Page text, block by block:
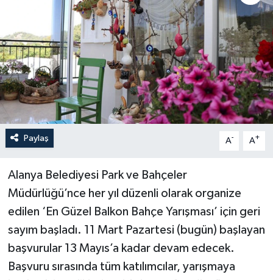
Paylaş A- A+
Alanya Belediyesi Park ve Bahçeler
Müdürlüğü’nce her yıl düzenli olarak organize
edilen ‘En Güzel Balkon Bahçe Yarışması’ için geri
sayım başladı. 11 Mart Pazartesi (bugün) başlayan
başvurular 13 Mayıs’a kadar devam edecek.
Başvuru sırasında tüm katılımcılar, yarışmaya
KANALV Spor
Kültür Sanat
Magazin
Öğle Bülteni
Sağlık
Sosyal medya
Spor
Teknoloji